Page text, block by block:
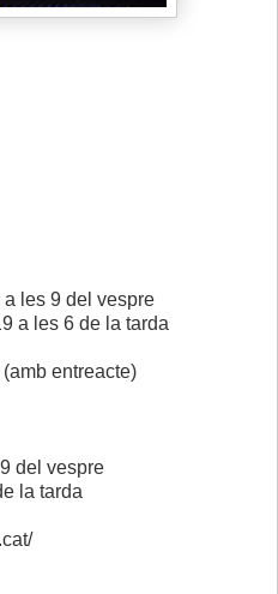
les 9 del vespre
a les 6 de la tarda
entreacte)
del vespre
la tarda